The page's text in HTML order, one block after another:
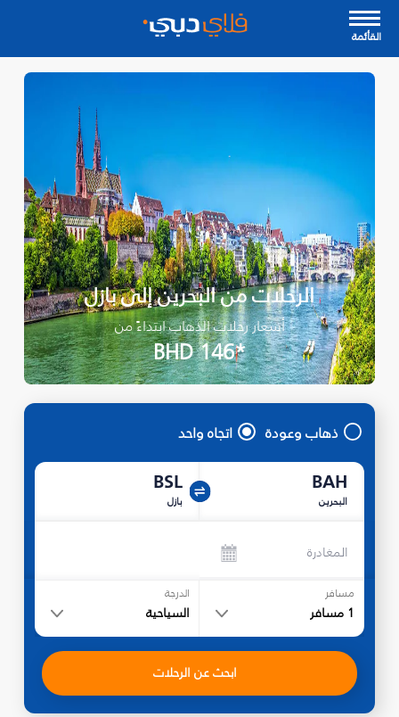
القأئمة
الرحلات من البحرين إلى بازل
أسعار رحلات الذهاب ابتداءً من
*BHD 146
ذهاب وعودة اتجاه واحد
BAH
البحرين
BSL
بازل
المغادرة
مسافر
1 مسافر
الدرجة
السياحية
ابحث عن الرحلات